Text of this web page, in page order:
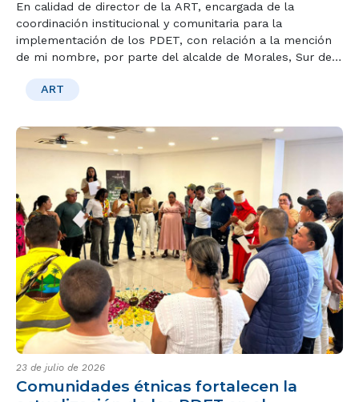
En calidad de director de la ART, encargada de la
coordinación institucional y comunitaria para la
implementación de los PDET, con relación a la mención
de mi nombre, por parte del alcalde de Morales, Sur de
eventuales hechos de corrupción en la aprobación de
ART
23 de julio de 2026
Comunidades étnicas fortalecen la